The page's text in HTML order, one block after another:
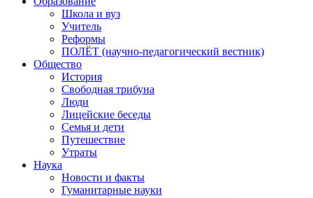
Школа и вуз
Учитель
Реформы
ПОЛЁТ (научно-педагогический вестник)
Общество
История
Свободная трибуна
Люди
Лицейские беседы
Семья и дети
Путешествие
Утраты
Наука
Новости и факты
Гуманитарные науки